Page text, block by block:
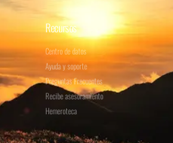
Recursos
Centro de datos
Ayuda y soporte
Preguntas Frecuentes
Recibe asesoramiento
Hemeroteca